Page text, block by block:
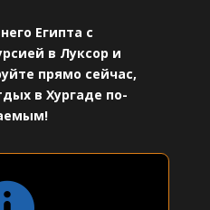
Египта с
в Луксор и
прямо сейчас,
в Хургаде по-